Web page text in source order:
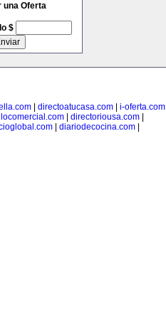
una Oferta
$
directoatucasa.com
i-oferta.com
directoriousa.com
| diariodecocina.com|